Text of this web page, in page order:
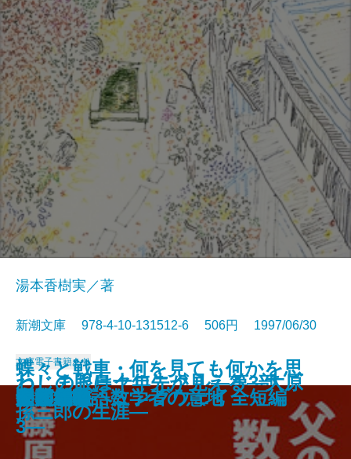
ねじまき鳥クロニクル―第3部
鳥刺し男編―
晏子〔一〕
晏子〔二〕
トゥインクル・ボーイ
流星たちの宴
陋巷に在り〔2〕呪の巻
リヴィエラを撃て〔上〕
リヴィエラを撃て〔下〕
天狗争乱
ポプラの秋
湯本香樹実／著
新潮文庫 978-4-10-131512-6 506円 1997/06/30
文庫電子書籍あり
父の威厳 数学者の意地
天鵞絨物語
家族趣味
牛への道
わしの眼は十年先が見える―大原
孫三郎の生涯―
母の影
閉鎖病棟
蝶々と戦車・何を見ても何かを思
いだす―ヘミングウェイ全短編
3―
明和絵暦
夕顔